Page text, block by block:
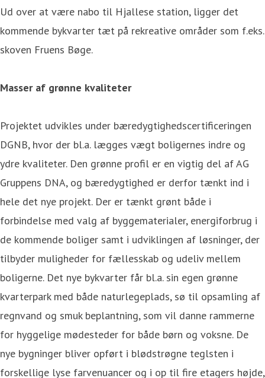
Ud over at være nabo til Hjallese station, ligger det
kommende bykvarter tæt på rekreative områder som f.eks.
skoven Fruens Bøge.
Masser af grønne kvaliteter
Projektet udvikles under bæredygtighedscertificeringen
DGNB, hvor der bl.a. lægges vægt boligernes indre og
ydre kvaliteter. Den grønne profil er en vigtig del af AG
Gruppens DNA, og bæredygtighed er derfor tænkt ind i
hele det nye projekt. Der er tænkt grønt både i
forbindelse med valg af byggematerialer, energiforbrug i
de kommende boliger samt i udviklingen af løsninger, der
tilbyder muligheder for fællesskab og udeliv mellem
boligerne. Det nye bykvarter får bl.a. sin egen grønne
kvarterpark med både naturlegeplads, sø til opsamling af
regnvand og smuk beplantning, som vil danne rammerne
for hyggelige mødesteder for både børn og voksne. De
nye bygninger bliver opført i blødstrøgne teglsten i
forskellige lyse farvenuancer og i op til fire etagers højde,